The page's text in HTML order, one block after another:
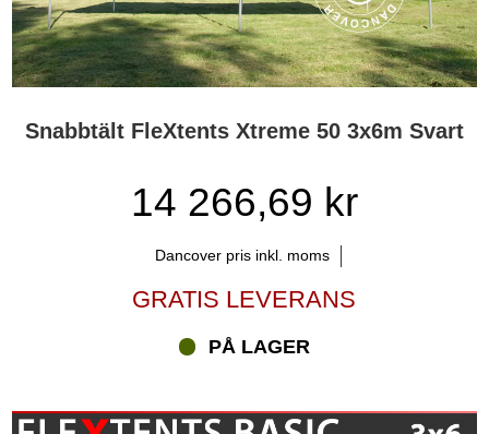
Snabbtält FleXtents Xtreme 50 3x6m Svart
14 266,69 kr
Dancover pris inkl. moms
GRATIS LEVERANS
PÅ LAGER